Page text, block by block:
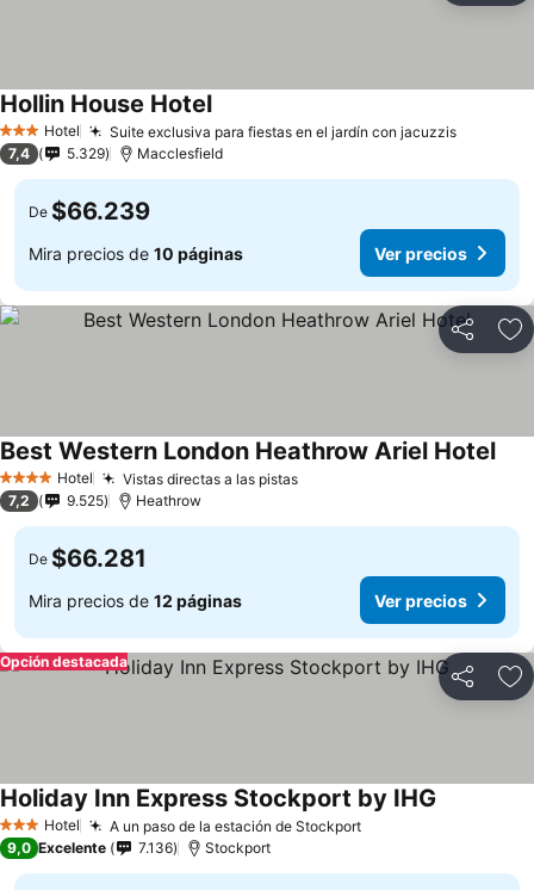
3 Estrellas
Hotel Suite exclusiva para fiestas en el jardín con jacuzzis
Hollin House Hotel
7,4 5.329 Macclesfield
De $66.239
Mira precios de 10 páginas Ver precios
Compartir
4 EstrellasHotel Vistas directas a las pistas
Best Western London Heathrow Ariel Hotel
7,2 9.525 Heathrow
De $66.281
Mira precios de 12 páginas Ver precios
Compartir
Opción destacada
3 Estrellas
Hotel A un paso de la estación de Stockport
Holiday Inn Express Stockport by IHG
9,0 Excelente 7.136 Stockport